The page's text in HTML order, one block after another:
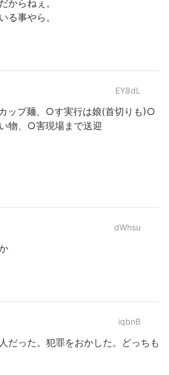
からねぇ。
る事やら。
EY8dL
ップ麺、○す実行は娘(首切りも)○
物、○害現場まで送迎
dWhsu
iqbnB
だった。犯罪をおかした。どっちも